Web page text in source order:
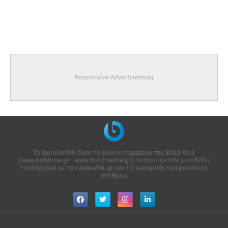
Responsive Advertisement
Το OpinionON είναι το online magazine της ΒΟLD One
(www.boldone.gr - www.boldmedia.gr). Το OpinionON μεταδίδει
ταυτόχρονα με τον www.xfm..gr και τις εκπομπές του μουσικού
σταθμού.